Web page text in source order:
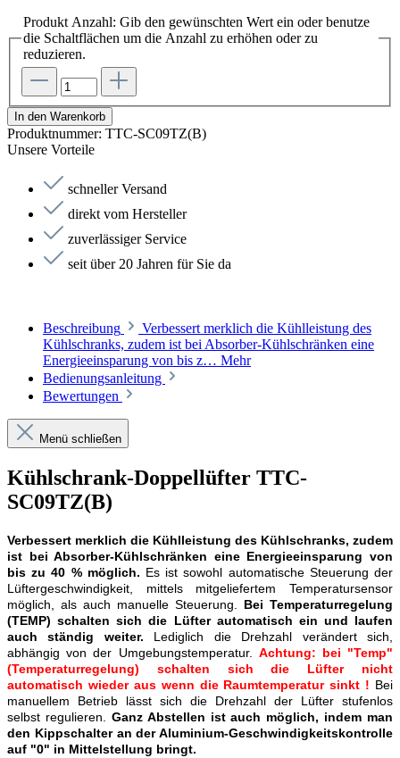
Produkt Anzahl: Gib den gewünschten Wert ein oder benutze
die Schaltflächen um die Anzahl zu erhöhen oder zu
reduzieren.
In den Warenkorb
Produktnummer: TTC-SC09TZ(B)
Unsere Vorteile
schneller Versand
direkt vom Hersteller
zuverlässiger Service
seit über 20 Jahren für Sie da
Beschreibung
Verbessert merklich die Kühlleistung des
Kühlschranks, zudem ist bei Absorber-Kühlschränken eine
Energieeinsparung von bis z… Mehr
Bedienungsanleitung
Bewertungen
Menü schließen
Kühlschrank-Doppellüfter TTC-
SC09TZ(B)
Verbessert merklich die Kühlleistung des Kühlschranks, zudem
ist bei Absorber-Kühlschränken eine Energieeinsparung von
bis zu 40 % möglich. Es ist sowohl automatische Steuerung der
Lüftergeschwindigkeit, mittels mitgeliefertem Temperatursensor
möglich, als auch manuelle Steuerung. Bei Temperaturregelung
(TEMP) schalten sich die Lüfter automatisch ein und laufen
auch ständig weiter. Lediglich die Drehzahl verändert sich,
abhängig von der Umgebungstemperatur. Achtung: bei "Temp"
(Temperaturregelung) schalten sich die Lüfter nicht
automatisch wieder aus wenn die Raumtemperatur sinkt ! Bei
manuellem Betrieb lässt sich die Drehzahl der Lüfter stufenlos
selbst regulieren. Ganz Abstellen ist auch möglich, indem man
den Kippschalter an der Aluminium-Geschwindigkeitskontrolle
auf "0" in Mittelstellung bringt.